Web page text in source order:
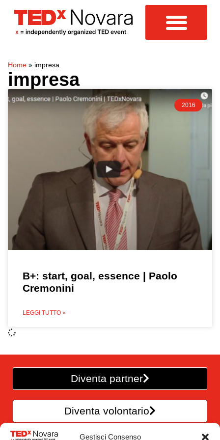
Gestisci Consenso
Home » impresa
impresa
2016
B+: start, goal, essence | Paolo
Cremonini
LEGGI TUTTO »
Diventa partner
Diventa volontario